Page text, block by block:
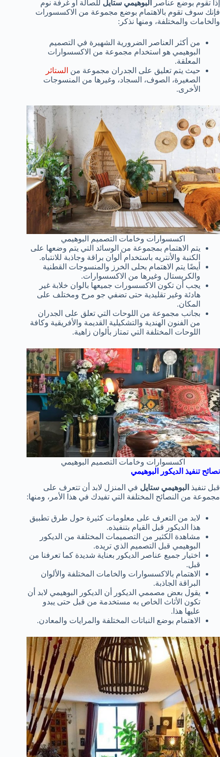
إذا تقوم بوضع عناصر البوهيمي ستايل للصالة أو غرفة نوم
فإنك سوف تقوم بالاهتمام بوضع مجموعة من الاكسسورات
والخامات والمختلفة، ومنها نذكر:
من أكثر العناصر الضرورية الشهيرة في التصميم
البوهيمي هو استخدام مجموعة من الاكسسوارات
المعلقة.
حيث يتم تعليق على الجدران مجموعة من الستائر
الصغيرة، الصوف، السجاد، وغيرها من المنسوجات
الأخرى.
اكسسوارات وخامات التصميم البوهيمي
يتم الاهتمام بمجموعة من الوسائد التي يتم وضعها على
الكنبة والأنتريه باستخدام ألوان براقة وجاذبة للانتباه.
أيضًا يتم الاهتمام بحلى الخرز والمنسوجات القطنية
والكريستال وغيرها من الاكسسوارات.
يجب أن تكون الاكسسورات جميعها بالوان خلابة غير
هادئة وغير تقليدية حتى تضفي جو مرح ومختلف على
المكان.
بجانب مجموعة من اللوحات التي تعلق على الجدران
من الفنون الهندية والتشكيلية القديمة والأفريقية وكافة
اللوحات المختلفة التي تمتاز بألوان زاهية.
اكسسوارات وخامات التصميم البوهيمي
نصائح تنفيذ الديكور البوهيمي
قبل تنفيذ البوهيمي ستايل في المنزل لابد أن تتعرف على
مجموعة من النصائح المختلفة التي تفيدك في هذا الأمر، ومنها:
لابد من التعرف على معلومات كثيرة حول طرق تطبيق
هذا الديكور قبل القيام بتنفيذه.
مشاهدة الكثير من التصميمات المختلفة من الديكور
البوهيمي قبل التصميم الذي تريده.
اختيار جميع عناصر الديكور بعناية شديدة كما تعرفنا من
قبل.
الاهتمام بالاكسسوارات والخامات المختلفة والألوان
البراقة الجاذبة.
يقول بعض مصممي الديكور أن الديكور البوهيمي لابد أن
تكون الأثاث الخاص به مستخدمة من قبل حتى يبدو
عليها هذا.
الاهتمام بوضع النباتات المختلفة والمرايات والمعادن.